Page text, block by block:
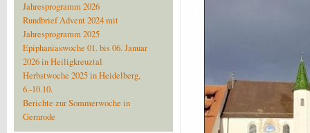
Jahresprogramm 2026
Rundbrief Advent 2024 mit
Jahresprogramm 2025
Epiphaniaswoche 01. bis 06. Januar
2026 in Heiligkreuztal
Herbstwoche 2025 in Heidelberg,
6.-10.10.
Berichte zur Sommerwoche in
Gernrode